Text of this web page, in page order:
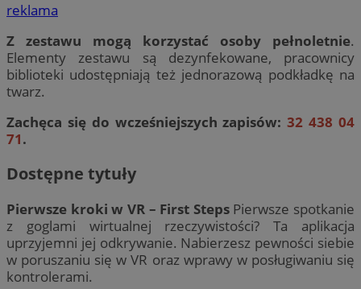
reklama
Z zestawu mogą korzystać osoby pełnoletnie.
Elementy zestawu są dezynfekowane, pracownicy
biblioteki udostępniają też jednorazową podkładkę na
twarz.
Zachęca się do wcześniejszych zapisów:32 438 04
71.
Dostępne tytuły
Pierwsze kroki w VR – First StepsPierwsze spotkanie
z goglami wirtualnej rzeczywistości? Ta aplikacja
uprzyjemni jej odkrywanie. Nabierzesz pewności siebie
w poruszaniu się w VR oraz wprawy w posługiwaniu się
kontrolerami.